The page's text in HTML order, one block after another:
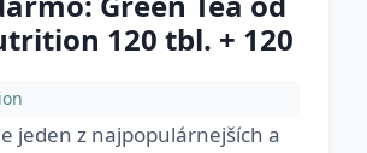
120 tbl. + 120
jeden z najpopulárnejších a